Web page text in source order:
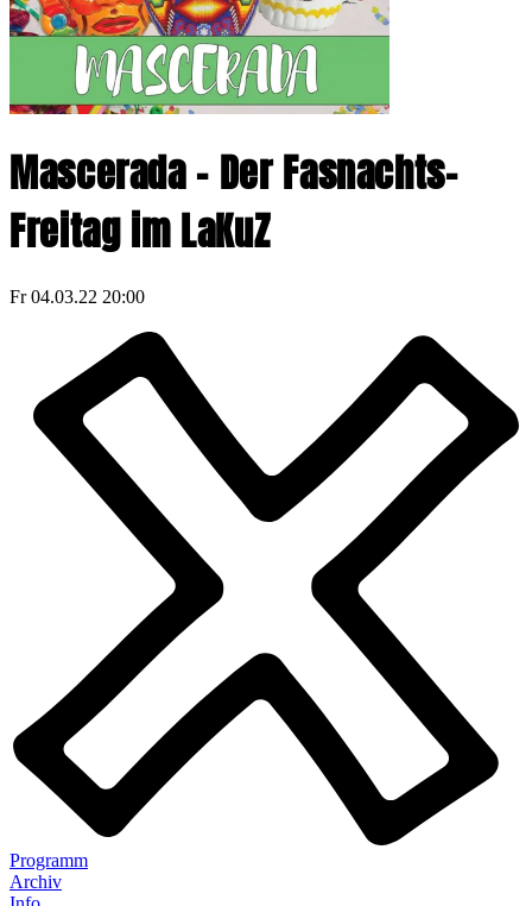
Mascerada - Der Fasnachts-
Freitag im LaKuZ
Fr 04.03.22 20:00
Programm
Archiv